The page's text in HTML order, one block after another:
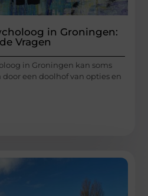
in Groningen:
Vragen
in Groningen kan soms
een doolhof van opties en